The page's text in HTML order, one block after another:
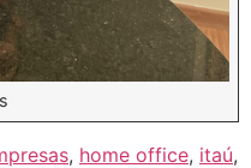
, home office, itaú,